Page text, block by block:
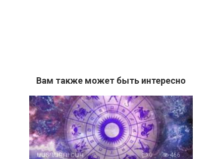
Вам также может быть интересно
ԱՍՏՂԱԳՈՒՇԱԿ 0 466